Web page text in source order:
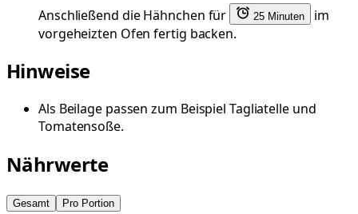
Anschließend die Hähnchen für
25 Minuten
im
vorgeheizten Ofen fertig backen.
Hinweise
Als Beilage passen zum Beispiel Tagliatelle und
Tomatensoße.
Nährwerte
Gesamt Pro Portion